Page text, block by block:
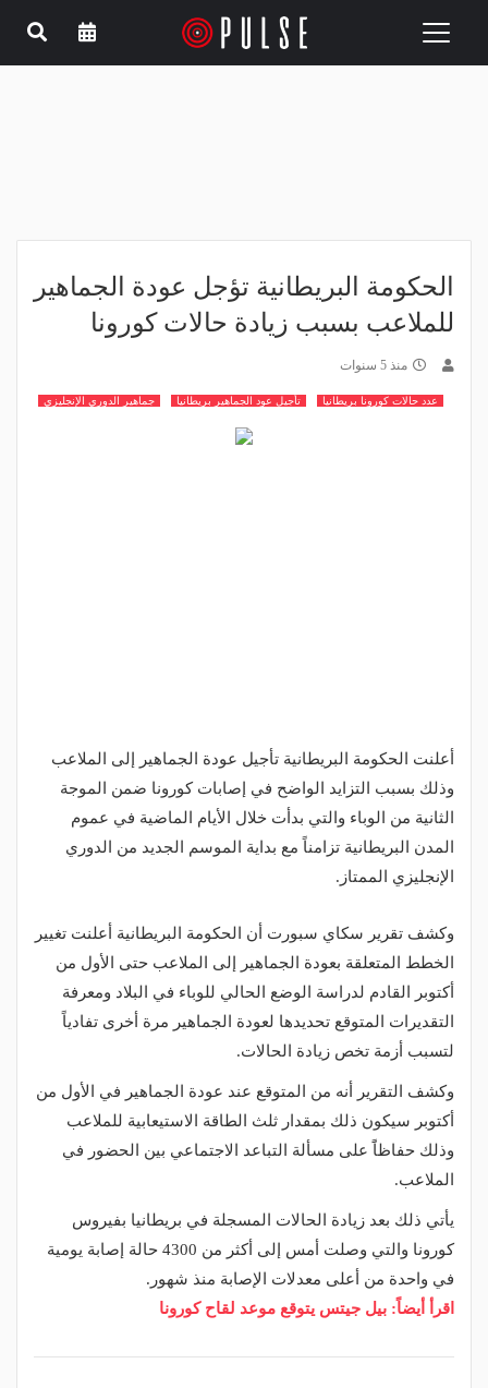
Toggle
الحكومة البريطانية تؤجل عودة الجماهير
للملاعب بسبب زيادة حالات كورونا
منذ 5 سنوات
عدد حالات كورونا بريطانيا تأجيل عود الجماهير بريطانيا جماهير الدوري الإنجليزي
أعلنت الحكومة البريطانية تأجيل عودة الجماهير إلى الملاعب
وذلك بسبب التزايد الواضح في إصابات كورونا ضمن الموجة
الثانية من الوباء والتي بدأت خلال الأيام الماضية في عموم
المدن البريطانية تزامناً مع بداية الموسم الجديد من الدوري
الإنجليزي الممتاز.
وكشف تقرير سكاي سبورت أن الحكومة البريطانية أعلنت تغيير
الخطط المتعلقة بعودة الجماهير إلى الملاعب حتى الأول من
أكتوبر القادم لدراسة الوضع الحالي للوباء في البلاد ومعرفة
التقديرات المتوقع تحديدها لعودة الجماهير مرة أخرى تفادياً
لتسبب أزمة تخص زيادة الحالات.
وكشف التقرير أنه من المتوقع عند عودة الجماهير في الأول من
أكتوبر سيكون ذلك بمقدار ثلث الطاقة الاستيعابية للملاعب
وذلك حفاظاًَ على مسألة التباعد الاجتماعي بين الحضور في
الملاعب.
يأتي ذلك بعد زيادة الحالات المسجلة في بريطانيا بفيروس
كورونا والتي وصلت أمس إلى أكثر من 4300 حالة إصابة يومية
في واحدة من أعلى معدلات الإصابة منذ شهور.
اقرأ أيضاً: بيل جيتس يتوقع موعد لقاح كورونا